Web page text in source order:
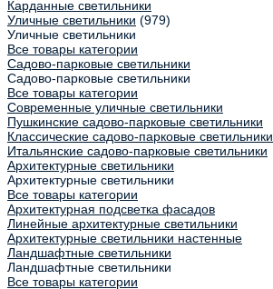
Карданные светильники
Уличные светильники (979)
Уличные светильники
Все товары категории
Садово-парковые светильники
Садово-парковые светильники
Все товары категории
Современные уличные светильники
Пушкинские садово-парковые светильники
Классические садово-парковые светильники
Итальянские садово-парковые светильники
Архитектурные светильники
Архитектурные светильники
Все товары категории
Архитектурная подсветка фасадов
Линейные архитектурные светильники
Архитектурные светильники настенные
Ландшафтные светильники
Ландшафтные светильники
Все товары категории